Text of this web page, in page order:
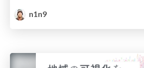
n1n9